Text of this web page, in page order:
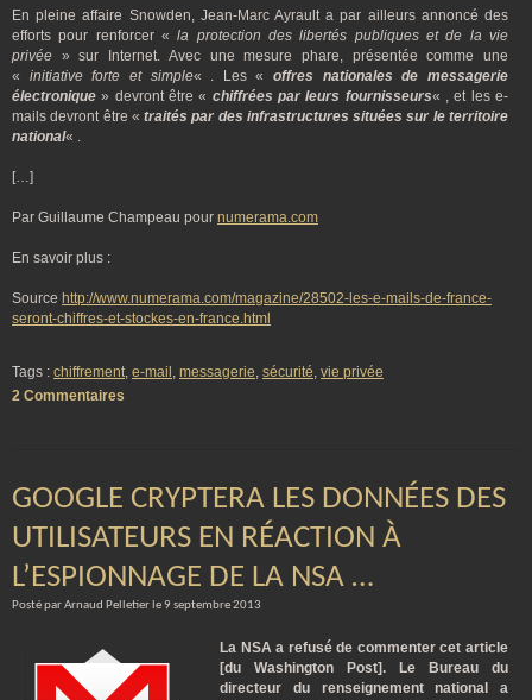
En pleine affaire Snowden, Jean-Marc Ayrault a par ailleurs annoncé des
efforts pour renforcer «la protection des libertés publiques et de la vie
privée » sur Internet. Avec une mesure phare, présentée comme une
« initiative forte et simple« . Les «offres nationales de messagerie
électronique » devront être « chiffrées par leurs fournisseurs« , et les e-
mails devront être «traités par des infrastructures situées sur le territoire
national« .
[…]
Par Guillaume Champeau pour numerama.com
En savoir plus :
Source http://www.numerama.com/magazine/28502-les-e-mails-de-france-
seront-chiffres-et-stockes-en-france.html
Tags : chiffrement, e-mail , messagerie, sécurité, vie privée
2 Commentaires
GOOGLE CRYPTERA LES DONNÉES DES
UTILISATEURS EN RÉACTION À
L’ESPIONNAGE DE LA NSA …
Posté par Arnaud Pelletier le 9 septembre 2013
La NSA a refusé de commenter cet article
[du Washington Post]. Le Bureau du
directeur du renseignement national a